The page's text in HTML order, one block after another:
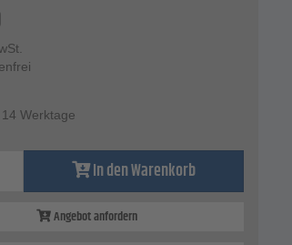
Werktage
In den Warenkorb
Angebot anfordern